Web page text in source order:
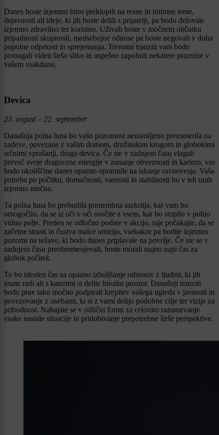
Danes boste izjemno hitro preklopili na resne in intimne teme,
dejavnosti ali ideje, ki jih boste delili s prijatelji, pa bodo delovale
izjemno zdravilno ter koristno. Uživali boste v močnem občutku
pripadnosti skupnosti, medsebojne odnose pa boste negovali v duhu
popolne odprtosti in sprejemanja. Trenutni tranziti vam bodo
pomagali videti širšo sliko in uspešno zapolniti nekatere praznine v
vašem vsakdanu.
Devica
23. avgust – 22. september
Današnja polna luna bo vašo pozornost neusmiljeno preusmerila na
zadeve, povezane z vašim domom, družinskim krogom in globokimi
srčnimi vprašanji, draga devica. Če ste v zadnjem času vlagali
preveč svoje dragocene energije v zunanje obveznosti in kariero, vas
bodo okoliščine danes opazno opomnile na iskanje ravnovesja. Vaša
potreba po počitku, domačnosti, varnosti in stabilnosti bo v teh urah
izjemno močna.
Ta polna luna bo prebudila pomembna razkritja, kar vam bo
omogočilo, da se iz oči v oči soočite z vsem, kar bo stopilo v polno
vidno polje. Preden se odločno podate v akcijo, raje počakajte, da se
začetne strasti in čustva malce umirijo, vsekakor pa bodite izjemno
pozorni na težave, ki bodo danes priplavale na površje. Če ste se v
zadnjem času preobremenjevali, boste morali nujno najti čas za
globok počitek.
To bo idealen čas za opazno izboljšanje odnosov z ljudmi, ki jih
imate radi ali s katerimi si delite bivalni prostor. Današnji tranziti
bodo prav tako močno podpirali krepitev vašega ugleda v javnosti in
povezovanje z osebami, ki si z vami delijo podobne cilje ter vizije za
prihodnost. Nahajate se v odlični formi za celovito razumevanje
vsake nastale situacije in pridobivanje prepotrebne širše perspektive.